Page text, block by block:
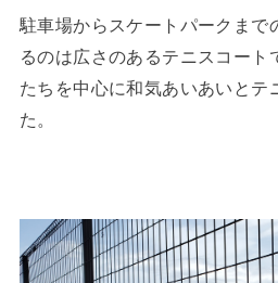
駐車場からスケートパークまで
るのは広さのあるテニスコート
たちを中心に和気あいあいとテ
た。